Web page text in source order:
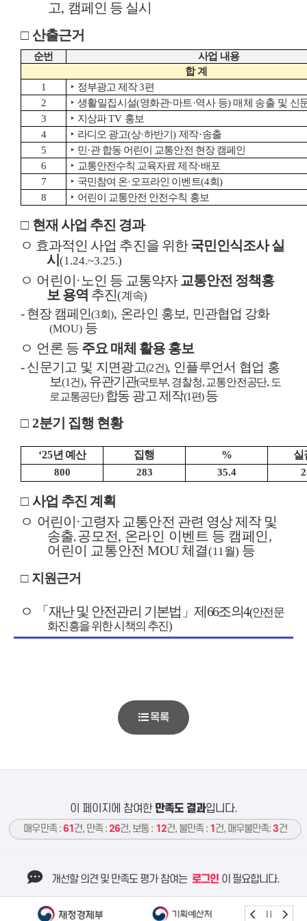
고, 캠페인 등 실시
□ 산출근거
순번
사업 내용
합 계
1
‣ 정부광고 제작3편
2
‣ 생활밀집시설(영화관·마트·역사 등) 매체 송출 및 신
3
‣ 지상파TV 홍보
4
‣ 라디오 광고(상·하반기)제작·송출
5
‣ 민·관 합동 어린이 교통안전 현장 캠페인
6
‣ 교통안전수칙 교육자료 제작·배포
7
‣ 국민참여 온·오프라인 이벤트(4회)
8
‣ 어린이 교통안전 안전수칙 홍보
□ 현재 사업 추진 경과
ㅇ 효과적인 사업 추진을 위한국민인식조사 실
시(1.24.~3.25.)
ㅇ 어린이 · 노인 등 교통약자 교통안전 정책홍
보 용역 추진(계속)
- 현장 캠페인(3회), 온라인 홍보, 민관협업 강화
(MOU) 등
ㅇ 언론 등 주요 매체 활용 홍보
- 신문기고 및 지면광고(2건), 인플루언서 협업 홍
보(1건), 유관기관(국토부, 경찰청, 교통안전공단, 도
로교통공단) 합동 광고 제작(1편)등
□ 2분기 집행 현황
‘25년 예산 집행 % 실
800 283 35.4
□ 사업 추진 계획
ㅇ 어린이 ·고령자 교통안전 관련 영상 제작 및
송출, 공모전, 온라인 이벤트 등 캠페인,
어린이 교통안전MOU체결(11 월) 등
□ 지원근거
ㅇ 「 재난 및 안전관리 기본법 」제 66조의4(안전문
화진흥을 위한 시책의 추진)
목록
이 페이지에 참여한 만족도 결과입니다.
매우만족 :61 건, 만족 :26건, 보통 : 12건, 불만족 : 1 건, 매우불만족:3건
개선할 의견 및 만족도 평가 참여는 로그인 이 필요합니다.